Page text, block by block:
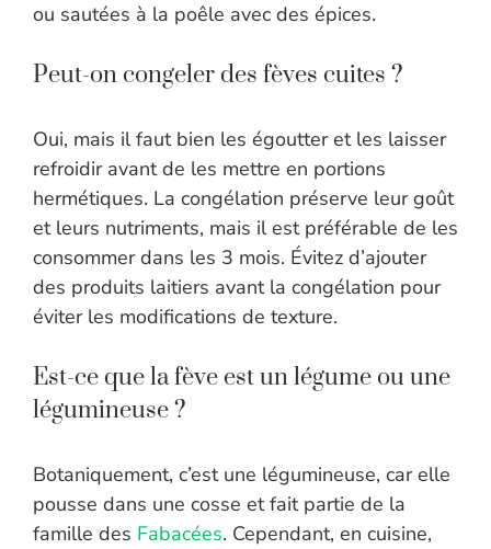
ou sautées à la poêle avec des épices.
Peut-on congeler des fèves cuites ?
Oui, mais il faut bien les égoutter et les laisser
refroidir avant de les mettre en portions
hermétiques. La congélation préserve leur goût
et leurs nutriments, mais il est préférable de les
consommer dans les 3 mois. Évitez d’ajouter
des produits laitiers avant la congélation pour
éviter les modifications de texture.
Est-ce que la fève est un légume ou une
légumineuse ?
Botaniquement, c’est une légumineuse, car elle
pousse dans une cosse et fait partie de la
famille des Fabacées. Cependant, en cuisine,